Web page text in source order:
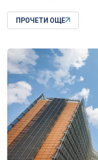
ПРОЧЕТИ ОЩЕ